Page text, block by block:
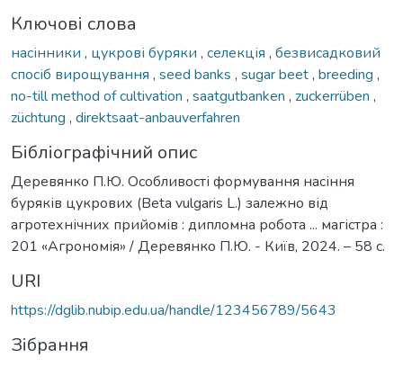
Ключові слова
насінники , цукрові буряки , селекція , безвисадковий
спосіб вирощування , seed banks , sugar beet, breeding ,
no-till method of cultivation , saatgutbanken , zuckerrüben ,
züchtung , direktsaat-anbauverfahren
Бібліографічний опис
Деревянко П.Ю. Особливості формування насіння
буряків цукрових (Beta vulgaris L.) залежно від
агротехнічних прийомів : дипломна робота ... магістра :
201 «Агрономія» / Деревянко П.Ю. - Київ, 2024. – 58 с.
URI
https://dglib.nubip.edu.ua/handle/123456789/5643
Зібрання